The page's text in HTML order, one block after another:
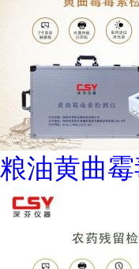
粮油黄曲